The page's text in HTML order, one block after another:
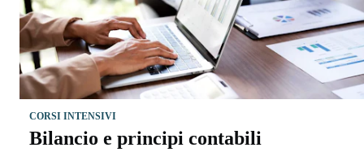
CORSI INTENSIVI
Bilancio e principi contabili